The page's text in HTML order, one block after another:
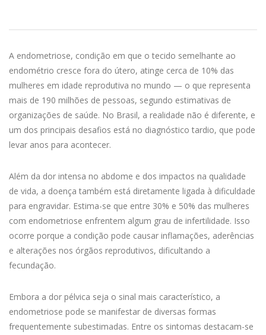
A endometriose, condição em que o tecido semelhante ao
endométrio cresce fora do útero, atinge cerca de 10% das
mulheres em idade reprodutiva no mundo — o que representa
mais de 190 milhões de pessoas, segundo estimativas de
organizações de saúde. No Brasil, a realidade não é diferente, e
um dos principais desafios está no diagnóstico tardio, que pode
levar anos para acontecer.
Além da dor intensa no abdome e dos impactos na qualidade
de vida, a doença também está diretamente ligada à dificuldade
para engravidar. Estima-se que entre 30% e 50% das mulheres
com endometriose enfrentem algum grau de infertilidade. Isso
ocorre porque a condição pode causar inflamações, aderências
e alterações nos órgãos reprodutivos, dificultando a
fecundação.
Embora a dor pélvica seja o sinal mais característico, a
endometriose pode se manifestar de diversas formas
frequentemente subestimadas. Entre os sintomas destacam-se